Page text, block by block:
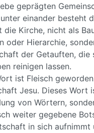
geprägten
einander besteht
die Kirche, nicht als
oder Hierarchie,
der Getauften, die
reinigen lassen.
ist Fleisch
Jesu. Dieses Wort
von Wörtern,
weiter gegebene
in sich aufnimmt